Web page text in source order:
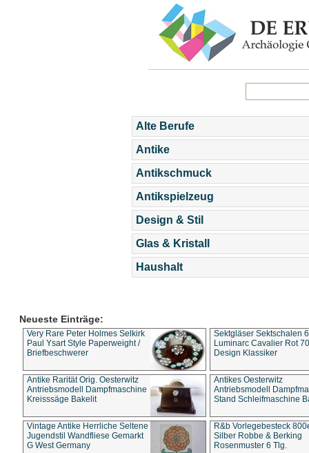
Alte Berufe
Antike
Antikschmuck
Antikspielzeug
Design & Stil
Glas & Kristall
Haushalt
Neueste Einträge:
Very Rare Peter Holmes Selkirk
Paul Ysart Style Paperweight /
Briefbeschwerer
Sektgläser Sektschalen
Luminarc Cavalier Rot
Design Klassiker
Antike Rarität Orig. Oesterwitz
Antriebsmodell Dampfmaschine
Kreisssäge Bakelit
Antikes Oesterwitz
Antriebsmodell
Stand Schleifmaschine
Vintage Antike Herrliche Seltene
Jugendstil Wandfliese Gemarkt
G West Germany
R&b Vorlegebesteck
Silber Robbe & Berking
Rosenmuster 6 Tlg.